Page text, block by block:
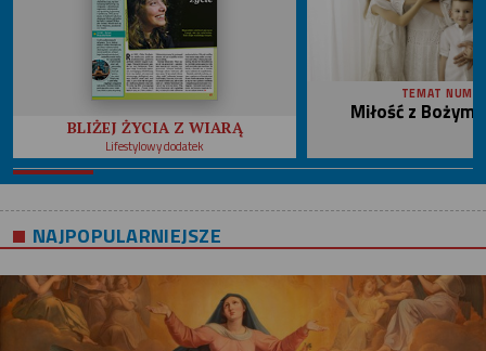
BLIŻEJ ŻYCIA Z WIARĄ
Lifestylowy dodatek
TEMAT
Miłość z
NAJPOPULARNIEJSZE